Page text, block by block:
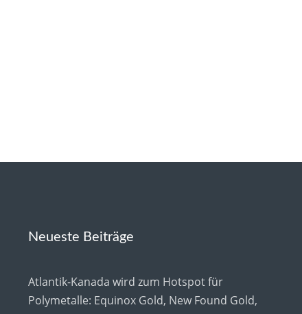
Neueste Beiträge
Atlantik-Kanada wird zum Hotspot für
Polymetalle: Equinox Gold, New Found Gold,